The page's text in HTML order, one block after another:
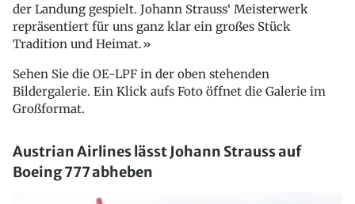
der Landung gespielt. Johann Strauss‘ Meisterwerk
repräsentiert für uns ganz klar ein großes Stück
Tradition und Heimat.»
Sehen Sie die OE-LPF in der oben stehenden
Bildergalerie. Ein Klick aufs Foto öffnet die Galerie im
Großformat.
Austrian Airlines lässt Johann Strauss auf
Boeing 777 abheben